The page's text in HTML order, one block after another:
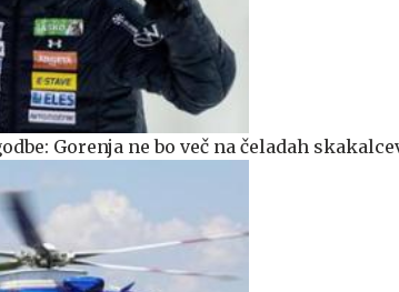
Gorenja ne bo več na čeladah